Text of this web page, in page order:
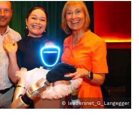
© leadersnet_G_Langegger